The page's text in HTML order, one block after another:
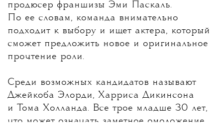
продюсер франшизы Эми Паскаль.
По ее словам, команда внимательно
подходит к выбору и ищет актера, который
сможет предложить новое и оригинальное
прочтение роли.
Среди возможных кандидатов называют
Джейкоба Элорди, Харриса Дикинсона
и Тома Холланда. Все трое младше 30 лет,
что может означать заметное омоложение